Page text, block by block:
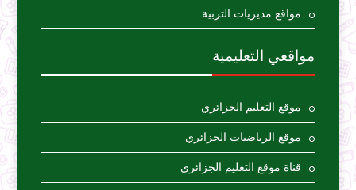
مواقع مديريات التربية
مواقعي التعليمية
موقع التعليم الجزائري
موقع الرياضيات الجزائري
قناة موقع التعليم الجزائري